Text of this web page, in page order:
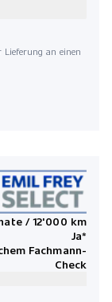
Lieferung an einen
/ 12'000 km
Ja*
Fachmann-
Check